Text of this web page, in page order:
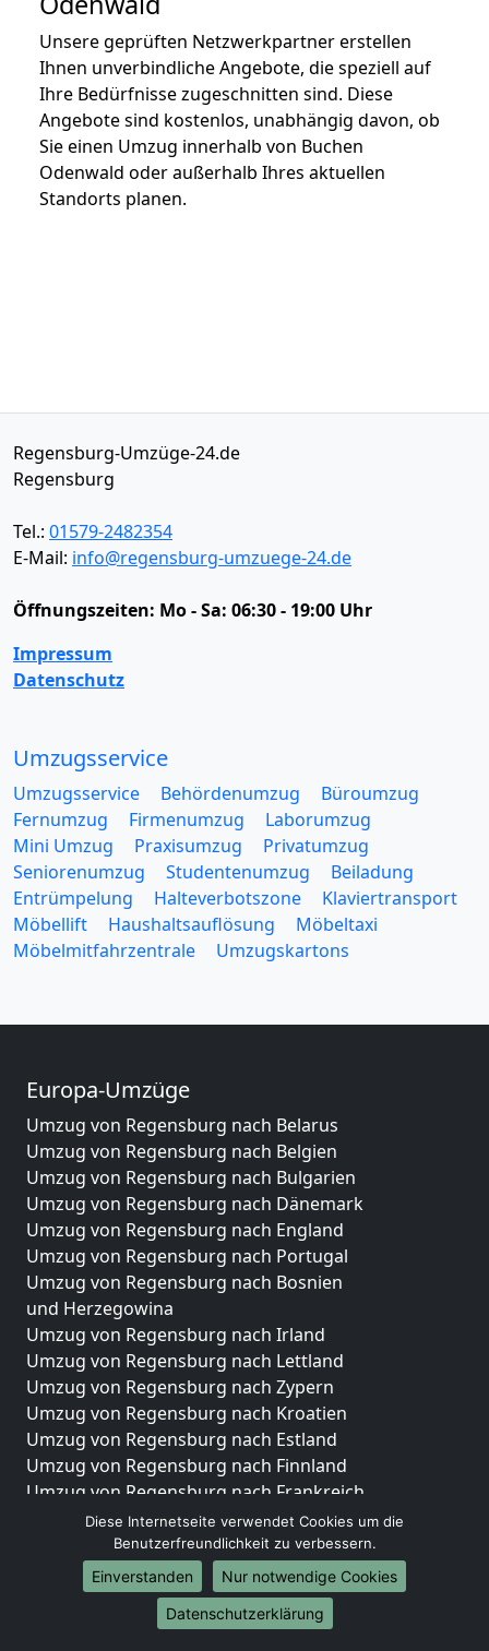
Unsere geprüften Netzwerkpartner erstellen
Ihnen unverbindliche Angebote, die speziell auf
Ihre Bedürfnisse zugeschnitten sind. Diese
Angebote sind kostenlos, unabhängig davon, ob
Sie einen Umzug innerhalb von Buchen
Odenwald oder außerhalb Ihres aktuellen
Standorts planen.
Regensburg-Umzüge-24.de
Regensburg
Tel.: 01579-2482354
E-Mail: info@regensburg-umzuege-24.de
Öffnungszeiten: Mo - Sa: 06:30 - 19:00 Uhr
Impressum
Datenschutz
Umzugsservice
Umzugsservice Behördenumzug
Büroumzug
Fernumzug
Firmenumzug
Laborumzug
Mini Umzug
Praxisumzug
Privatumzug
Seniorenumzug
Studentenumzug
Beiladung
Entrümpelung
Halteverbotszone
Klaviertransport
Möbellift
Haushaltsauflösung
Möbeltaxi
Möbelmitfahrzentrale
Umzugskartons
Europa-Umzüge
Umzug von Regensburg nach Belarus
Umzug von Regensburg nach Belgien
Umzug von Regensburg nach Bulgarien
Umzug von Regensburg nach Dänemark
Umzug von Regensburg nach England
Umzug von Regensburg nach Portugal
Umzug von Regensburg nach Bosnien
und Herzegowina
Umzug von Regensburg nach Irland
Umzug von Regensburg nach Lettland
Umzug von Regensburg nach Zypern
Umzug von Regensburg nach Kroatien
Umzug von Regensburg nach Estland
Umzug von Regensburg nach Finnland
Umzug von Regensburg nach Frankreich
Umzug von Regensburg nach Griechenland
Umzug von Regensburg nach Italien
Umzug von Regensburg nach Liechtenstein
Umzug von Regensburg nach Luxemburg
Umzug von Regensburg nach Niederlande
Diese Internetseite verwendet Cookies um die
Benutzerfreundlichkeit zu verbessern.
Einverstanden
Nur notwendige Cookies
Datenschutzerklärung